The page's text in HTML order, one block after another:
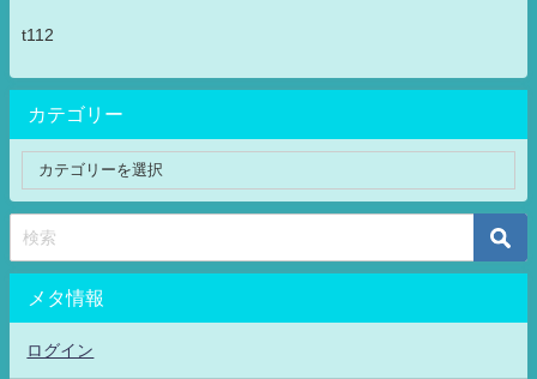
t112
カテゴリー
メタ情報
ログイン